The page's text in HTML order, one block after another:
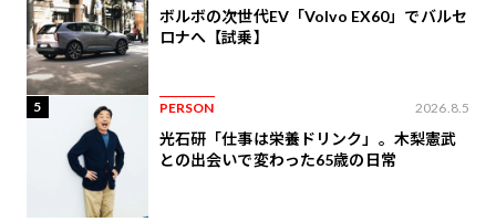
ボルボの次世代EV「Volvo EX60」でバルセ
ロナへ【試乗】
5 PERSON 2026.8.5
光石研「仕事は栄養ドリンク」。木梨憲武
との出会いで変わった65歳の日常